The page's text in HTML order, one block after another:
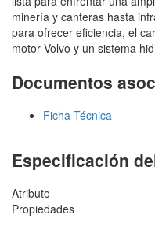
minería y canteras hasta
para ofrecer eficiencia, el
motor Volvo y un sistema
Documentos
Ficha Técnica
Especificación
Atributo
Propiedades